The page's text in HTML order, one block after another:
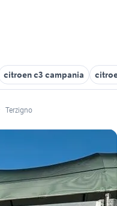
citroen c3 campania
Terzigno